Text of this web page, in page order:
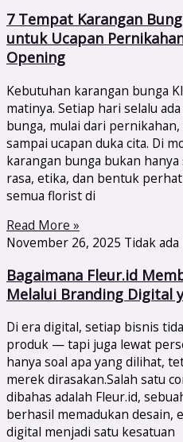
7 Tempat Karangan
untuk Ucapan
Opening
Kebutuhan karangan bunga
matinya. Setiap hari selalu
bunga, mulai dari
sampai ucapan duka cita. Di
karangan bunga bukan
rasa, etika, dan bentuk
semua florist di
Read More »
November 26, 2025 Tidak
Bagaimana Fleur.id
Melalui Branding Digital
Di era digital, setiap bisnis
produk — tapi juga lewat
hanya soal apa yang dilihat,
merek dirasakan.Salah satu
dibahas adalah Fleur.id,
berhasil memadukan desain,
digital menjadi satu kesatuan